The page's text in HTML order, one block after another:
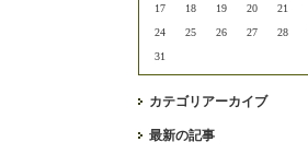
17
18 19 20 21
24
25 26 27 28
31
カテゴリアーカイブ
最新の記事